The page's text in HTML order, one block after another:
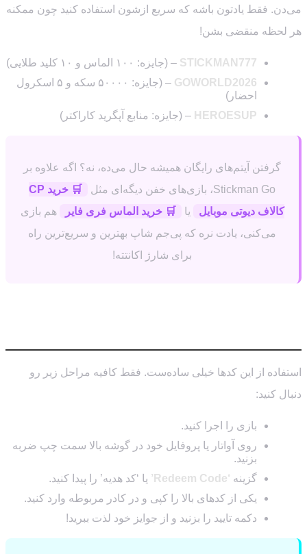
می‌دن. فقط یادتون باشه که سریع ازشون استفاده کنید چون ممکنه
هر لحظه منقضی بشن!
STICKMAN777 – (جایزه: ۱۰۰ الماس و ۱۰ کلید طلایی)
GOWORLD2026
– (جایزه: ۵۰۰۰۰ سکه و ۵ اسکرول
احضار)
HEROESUP – (جایزه: منابع آپگرید کاراکتر)
گرفتن آیتم‌های رایگان همیشه حال می‌ده، نه؟ اگه علاوه بر
Stickman Go، بازی‌های خفن دیگه‌ای مثل
🛒 خرید CP
کالاف دیوتی موبایل
یا 🛒 خرید الماس فری فایر
هم بازی
می‌کنی، یادت نره که پی‌جم شاپ بهترین و سریع‌ترین راه
برای شارژ اکانتته!
استفاده از این کدها خیلی ساده‌ست. فقط کافیه مراحل زیر رو
دنبال کنید:
بازی را اجرا کنید.
روی آواتار یا پروفایل خود در گوشه بالا سمت چپ ضربه
بزنید.
گزینه ‘Redeem Code’
یا ‘کد هدیه’ را پیدا کنید.
یکی از کدهای بالا را کپی و در کادر مربوطه وارد کنید.
دکمه تایید را بزنید و از جوایز خود لذت ببرید!